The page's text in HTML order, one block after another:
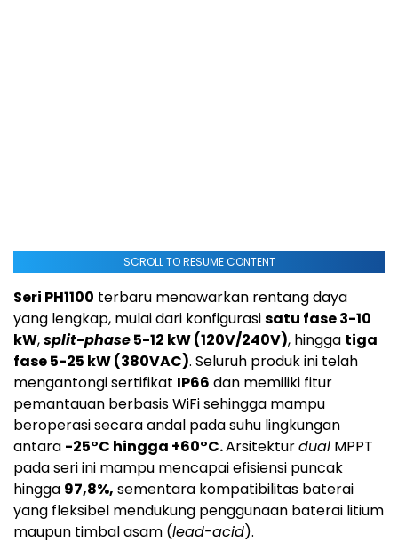
SCROLL TO RESUME CONTENT
Seri PH1100 terbaru menawarkan rentang daya
yang lengkap, mulai dari konfigurasisatu fase 3-10
kW,split-phase5-12 kW (120V/240V), hingga tiga
fase 5-25 kW (380VAC). Seluruh produk ini telah
mengantongi sertifikat IP66 dan memiliki fitur
pemantauan berbasis WiFi sehingga mampu
beroperasi secara andal pada suhu lingkungan
antara -25°C hingga +60°C.Arsitekturdual MPPT
pada seri ini mampu mencapai efisiensi puncak
hingga 97,8%, sementara kompatibilitas baterai
yang fleksibel mendukung penggunaan baterai litium
maupun timbal asam (lead-acid).